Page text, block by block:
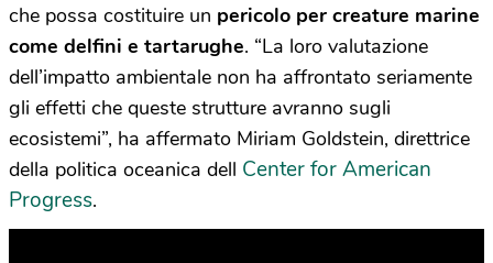
che possa costituire un pericolo per creature marine
come delfini e tartarughe. “La loro valutazione
dell’impatto ambientale non ha affrontato seriamente
gli effetti che queste strutture avranno sugli
ecosistemi”, ha affermato Miriam Goldstein, direttrice
della politica oceanica dell Center for American
Progress.